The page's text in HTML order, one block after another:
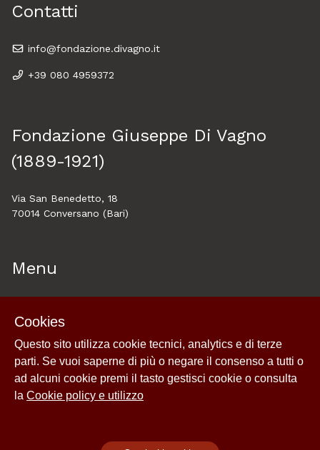
Contatti
info@fondazione.divagno.it
+39 080 4959372
Fondazione Giuseppe Di Vagno
(1889-1921)
Via San Benedetto, 18
70014 Conversano (Bari)
Menu
About
Esplora
Cookie policy e utilizzo
Cookies
Questo sito utilizza cookie tecnici, analytics e di terze
parti. Se vuoi saperne di più o negare il consenso a tutti o
ad alcuni cookie premi il tasto gestisci cookie o consulta
la Cookie policy e utilizzo